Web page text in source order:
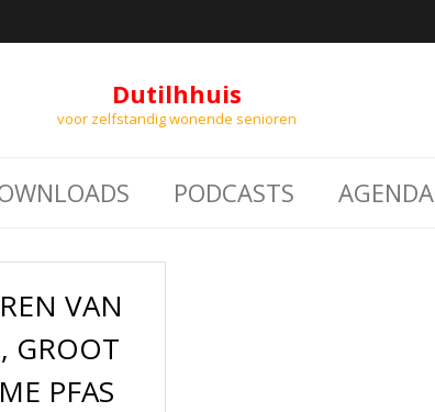
Dutilhhuis
voor zelfstandig wonende senioren
PODCASTS AGENDA
VAN
GROOT
PFAS